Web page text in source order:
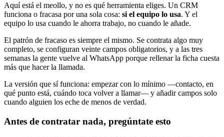
Aquí está el meollo, y no es qué herramienta eliges. Un CRM
funciona o fracasa por una sola cosa: si el equipo lo usa. Y el
equipo lo usa cuando le ahorra trabajo, no cuando le añade.
El patrón de fracaso es siempre el mismo. Se contrata algo muy
completo, se configuran veinte campos obligatorios, y a las tres
semanas la gente vuelve al WhatsApp porque rellenar la ficha cuesta
más que hacer la llamada.
La versión que sí funciona: empezar con lo mínimo —contacto, en
qué punto está, cuándo toca volver a llamar— y añadir campos solo
cuando alguien los eche de menos de verdad.
Antes de contratar nada, pregúntate esto